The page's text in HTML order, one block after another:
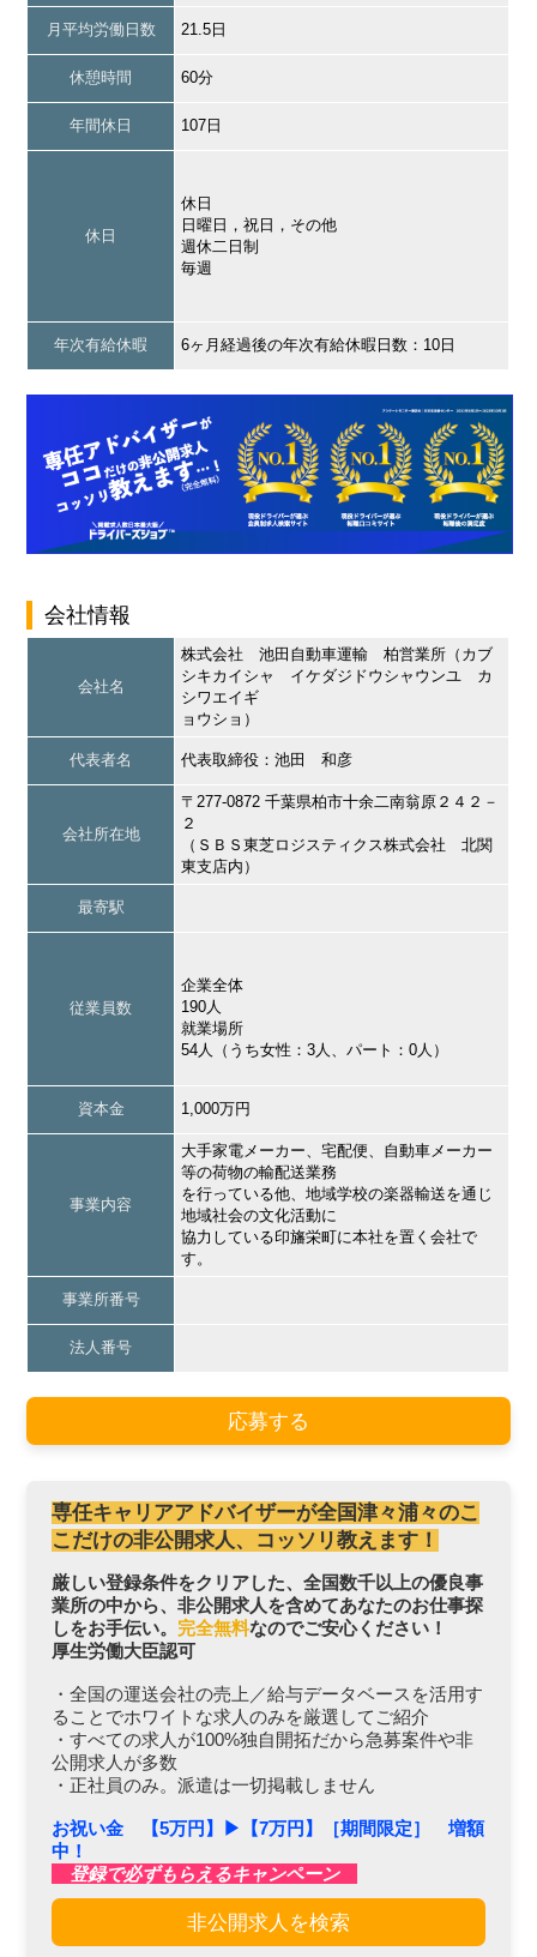
月平均労働日数 21.5日
休憩時間 60分
年間休日 107日
休日
休日
日曜日，祝日，その他
週休二日制
毎週
年次有給休暇 6ヶ月経過後の年次有給休暇日数：10日
会社情報
会社名
株式会社 池田自動車運輸 柏営業所（カブ
シキカイシャ イケダジドウシャウンユ カ
シワエイギ
ョウショ）
代表者名 代表取締役：池田 和彦
会社所在地
〒277-0872 千葉県柏市十余二南翁原２４２－
２
（ＳＢＳ東芝ロジスティクス株式会社 北関
東支店内）
最寄駅
従業員数
企業全体
190人
就業場所
54人（うち女性：3人、パート：0人）
資本金 1,000万円
事業内容
大手家電メーカー、宅配便、自動車メーカー
等の荷物の輸配送業務
を行っている他、地域学校の楽器輸送を通じ
地域社会の文化活動に
協力している印旛栄町に本社を置く会社で
す。
事業所番号
法人番号
応募する
専任キャリアアドバイザーが全国津々浦々のこ
こだけの非公開求人、コッソリ教えます！
厳しい登録条件をクリアした、全国数千以上の優良事
業所の中から、非公開求人を含めてあなたのお仕事探
しをお手伝い。 完全無料なのでご安心ください！
厚生労働大臣認可
・全国の運送会社の売上／給与データベースを活用す
ることでホワイトな求人のみを厳選してご紹介
・すべての求人が100%独自開拓だから急募案件や非
公開求人が多数
・正社員のみ。派遣は一切掲載しません
お祝い金 【5万円】▶︎【7万円】［期間限定］ 増額
中！
登録で必ずもらえるキャンペーン
非公開求人を検索